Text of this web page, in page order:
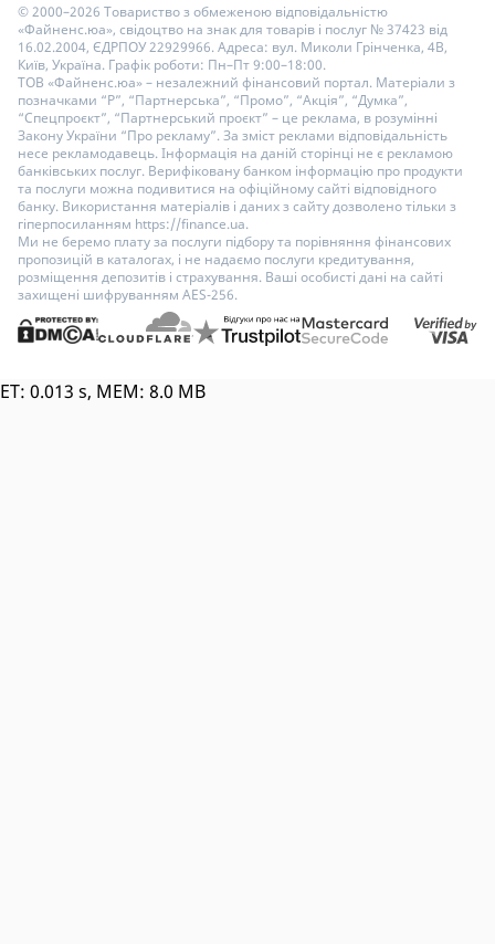
© 2000–2026 Товариство з обмеженою відповідальністю
«Файненс.юа», свідоцтво на знак для товарів і послуг № 37423 від
16.02.2004, ЄДРПОУ 22929966. Адреса: вул. Миколи Грінченка, 4В,
Київ, Україна. Графік роботи: Пн–Пт 9:00–18:00.
ТОВ «Файненс.юа» – незалежний фінансовий портал. Матеріали з
позначками “Р”, “Партнерська”, “Промо”, “Акція”, “Думка”,
“Спецпроєкт”, “Партнерський проєкт” – це реклама, в розумінні
Закону України “Про рекламу”. За зміст реклами відповідальність
несе рекламодавець. Інформація на даній сторінці не є рекламою
банківських послуг. Верифіковану банком інформацію про продукти
та послуги можна подивитися на офіційному сайті відповідного
банку. Використання матеріалів і даних з сайту дозволено тільки з
гіперпосиланням https://finance.ua.
Ми не беремо плату за послуги підбору та порівняння фінансових
пропозицій в каталогах, і не надаємо послуги кредитування,
розміщення депозитів і страхування. Ваші особисті дані на сайті
захищені шифруванням AES-256.
ET: 0.013 s, MEM: 8.0 MB